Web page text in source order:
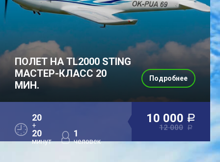
ПОЛЕТ НА TL2000 STING
МАСТЕР-КЛАСС 20
МИН.
20
+
20
минут
1
человек
10 000 a
12 000 a
Подробнее